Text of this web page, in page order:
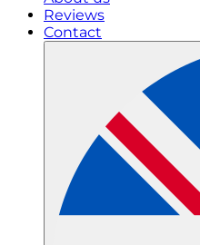
Reviews
Contact